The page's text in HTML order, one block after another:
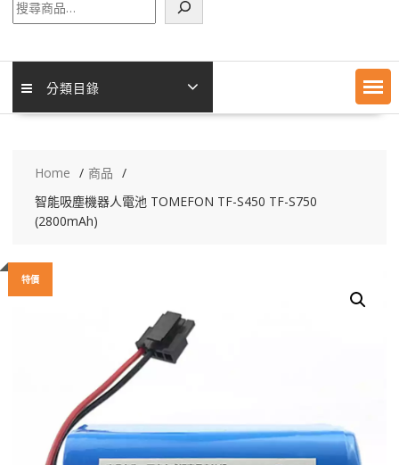
尋
分類目錄
Home
商品
智能吸塵機器人電池 TOMEFON TF-S450 TF-S750
(2800mAh)
特價